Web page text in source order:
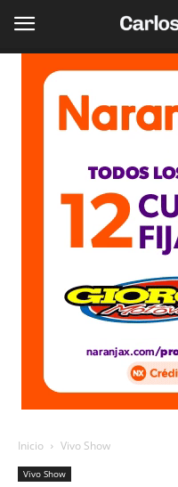
Inicio Vivo Show
Vivo Show